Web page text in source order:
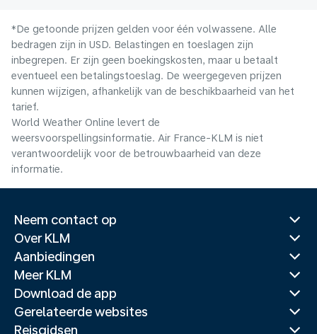
*De getoonde prijzen gelden voor één volwassene. Alle
bedragen zijn in USD. Belastingen en toeslagen zijn
inbegrepen. Er zijn geen boekingskosten, maar u betaalt
eventueel een betalingstoeslag. De weergegeven prijzen
kunnen wijzigen, afhankelijk van de beschikbaarheid van het
tarief.
World Weather Online levert de
weersvoorspellingsinformatie. Air France-KLM is niet
verantwoordelijk voor de betrouwbaarheid van deze
informatie.
Neem contact op
Over KLM
Aanbiedingen
Meer KLM
Download de app
Gerelateerde websites
Reisgidsen